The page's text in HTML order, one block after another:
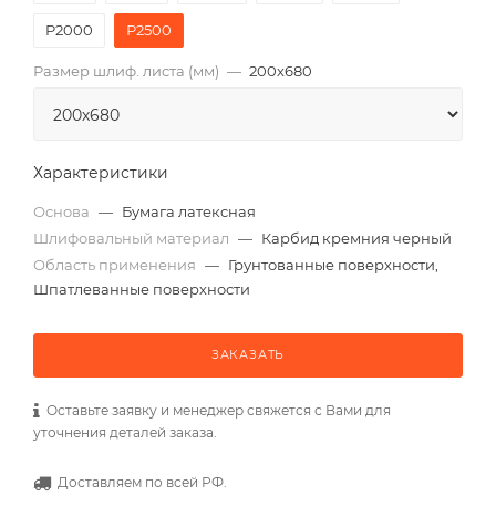
P2000 Р2500
Размер шлиф. листа (мм) — 200х680
Характеристики
Основа — Бумага латексная
Шлифовальный материал — Карбид кремния черный
Область применения — Грунтованные поверхности,
Шпатлеванные поверхности
ЗАКАЗАТЬ
Оставьте заявку и менеджер свяжется с Вами для
уточнения деталей заказа.
Доставляем по всей РФ.